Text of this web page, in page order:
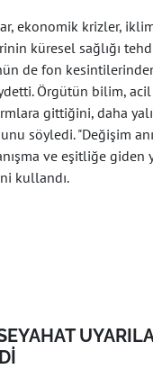
ekonomik krizler,
küresel sağlığı
de fon
Örgütün bilim,
gittiğini, daha
söyledi. "Değişim
ve eşitliğe giden
kullandı.